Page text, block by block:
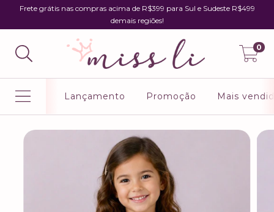
Frete grátis nas compras acima de R$399 para Sul e Sudeste R$499
demais regiões!
0
Lançamento Promoção Mais